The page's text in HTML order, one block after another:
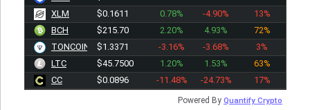
XLM
$0.1611 0.78% -4.90%
13%
BCH
$215.70 2.20% 4.93%
72%
TONCOIN
$1.3371 -3.16% -3.68%
3%
LTC
$45.7500 1.20% 1.53%
63%
CC
$0.0896 -11.48% -24.73% 17%
Powered By Quantify Crypto